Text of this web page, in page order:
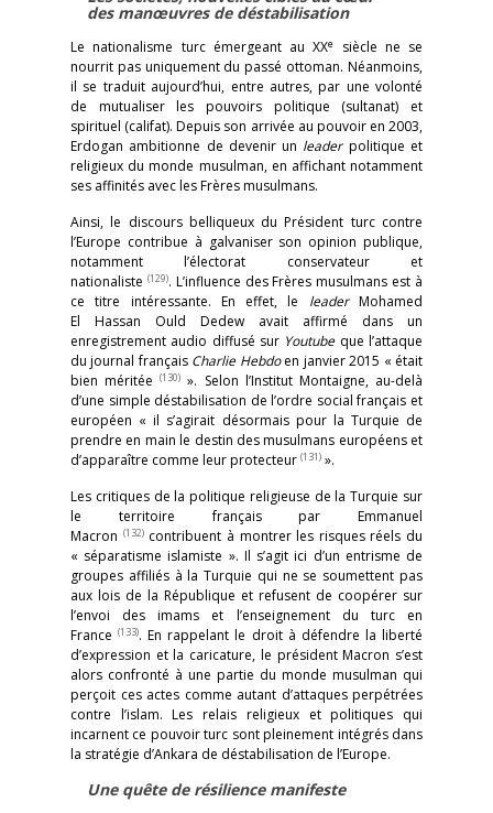
des manœuvres de déstabilisation
Le nationalisme turc émergeant au XXe
siècle ne se
nourrit pas uniquement du passé ottoman. Néanmoins,
il se traduit aujourd’hui, entre autres, par une volonté
de mutualiser les pouvoirs politique (sultanat) et
spirituel (califat). Depuis son arrivée au pouvoir en 2003,
Erdogan ambitionne de devenir un leaderpolitique et
religieux du monde musulman, en affichant notamment
ses affinités avec les Frères musulmans.
Ainsi, le discours belliqueux du Président turc contre
l’Europe contribue à galvaniser son opinion publique,
notamment l’électorat conservateur et
nationaliste (129). L’influence des Frères musulmans est à
ce titre intéressante. En effet, le leaderMohamed
El Hassan Ould Dedew avait affirmé dans un
enregistrement audio diffusé sur Youtubeque l’attaque
du journal français Charlie Hebdoen janvier 2015 « était
bien méritée(130) ». Selon l’Institut Montaigne, au-delà
d’une simple déstabilisation de l’ordre social français et
européen « il s’agirait désormais pour la Turquie de
prendre en main le destin des musulmans européens et
d’apparaître comme leur protecteur (131) ».
Les critiques de la politique religieuse de la Turquie sur
le territoire français par Emmanuel
Macron (132)contribuent à montrer les risques réels du
« séparatisme islamiste ». Il s’agit ici d’un entrisme de
groupes affiliés à la Turquie qui ne se soumettent pas
aux lois de la République et refusent de coopérer sur
l’envoi des imams et l’enseignement du turc en
France(133). En rappelant le droit à défendre la liberté
d’expression et la caricature, le président Macron s’est
alors confronté à une partie du monde musulman qui
perçoit ces actes comme autant d’attaques perpétrées
contre l’islam. Les relais religieux et politiques qui
incarnent ce pouvoir turc sont pleinement intégrés dans
la stratégie d’Ankara de déstabilisation de l’Europe.
Une quête de résilience manifeste